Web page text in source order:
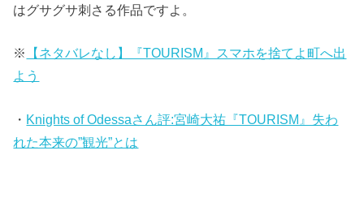
はグサグサ刺さる作品ですよ。
※
【ネタバレなし】『TOURISM』スマホを捨てよ町へ出
よう
・ Knights of Odessaさん評:宮崎大祐『TOURISM』失わ
れた本来の”観光”とは